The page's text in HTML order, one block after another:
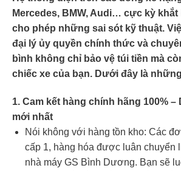
Mercedes, BMW, Audi… cực kỳ khắt
cho phép những sai sót kỹ thuật.
đại lý ủy quyền chính thức và
bình không chỉ bảo vệ túi tiền mà
chiếc xe của bạn. Dưới đây là
1. Cam kết hàng chính hãng 100% –
mới nhất
Nói không với hàng tồn kho: Các
cấp 1, hàng hóa được luân chuyển
nhà máy GS Bình Dương. Bạn sẽ